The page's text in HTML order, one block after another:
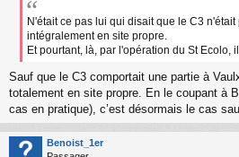
e
n
o
l
N'était ce pas lui qui disait que le C3
intégralement en site propre.
Et pourtant, là, par l'opération du St Ecolo, il
Sauf que le C3 comportait une partie à
totalement en site propre. En le coupant à
cas en pratique), c’est désormais le cas
Benoist_1er